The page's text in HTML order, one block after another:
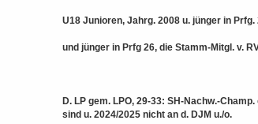
U18 Junioren, Jahrg. 2008 u. jünger in
und jünger in Prfg 26, die Stamm-Mitgl. v.
D. LP gem. LPO, 29-33: SH-Nachw.-
sind u. 2024/2025 nicht an d. DJM u./o.